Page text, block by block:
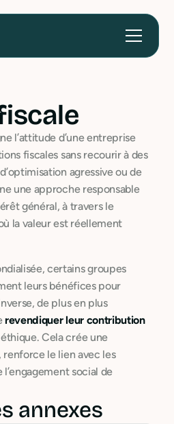
l’attitude d’une entreprise
fiscales sans recourir à des
agressive ou de
une approche responsable
général, à travers le
la valeur est réellement
certains groupes
leurs bénéfices pour
de plus en plus
revendiquer leur contribution
Cela crée une
le lien avec les
social de
annexes